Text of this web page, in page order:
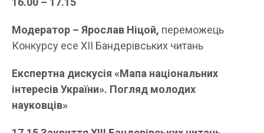
Модератор – Ярослав Ніцой, переможець
Конкурсу есе ХІІ Бандерівських читань
Експертна дискусія «Мапа національних
інтересів України». Погляд молодих
науковців»